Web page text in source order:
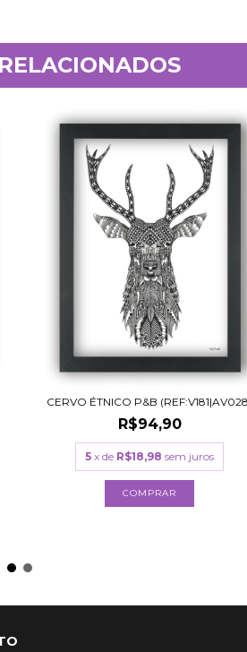
CERVO ÉTNICO P&B
R$94,90
5 x de R$18,98 sem juros
COMPRAR